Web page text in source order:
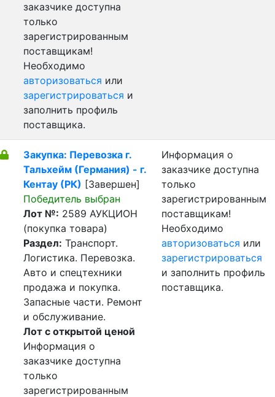
заказчике доступна
только
зарегистрированным
поставщикам!
Необходимо
авторизоваться или
зарегистрироваться и
заполнить профиль
поставщика.
Закупка: Перевозка г.
Тальхейм (Германия) - г.
Кентау (РК) [Завершен]
Победитель выбран
Лот №: 2589 АУКЦИОН
(покупка товара)
Раздел: Транспорт.
Логистика. Перевозка.
Авто и спецтехники
продажа и покупка.
Запасные части. Ремонт
и обслуживание.
Лот с открытой ценой
Информация о
заказчике доступна
только
зарегистрированным
Информация о
заказчике доступна
только
зарегистрированным
поставщикам!
Необходимо
авторизоваться или
зарегистрироваться
и заполнить профиль
поставщика.